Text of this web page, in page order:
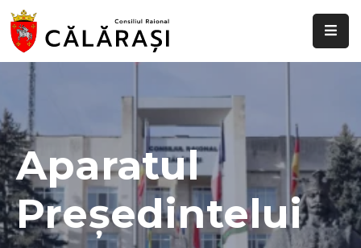
Despre
Știri
și
evenimente
Transparență
decizională
Aparatul
Președintelui